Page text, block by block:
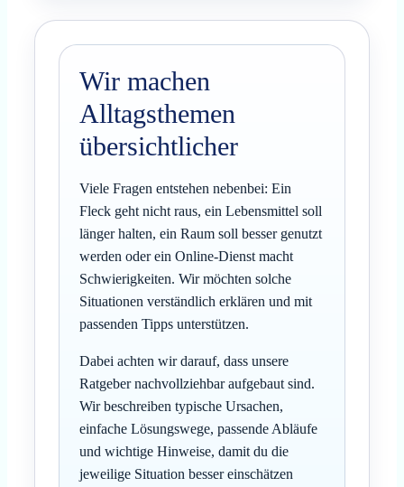
Wir machen
Alltagsthemen
übersichtlicher
Viele Fragen entstehen nebenbei: Ein
Fleck geht nicht raus, ein Lebensmittel soll
länger halten, ein Raum soll besser genutzt
werden oder ein Online-Dienst macht
Schwierigkeiten. Wir möchten solche
Situationen verständlich erklären und mit
passenden Tipps unterstützen.
Dabei achten wir darauf, dass unsere
Ratgeber nachvollziehbar aufgebaut sind.
Wir beschreiben typische Ursachen,
einfache Lösungswege, passende Abläufe
und wichtige Hinweise, damit du die
jeweilige Situation besser einschätzen